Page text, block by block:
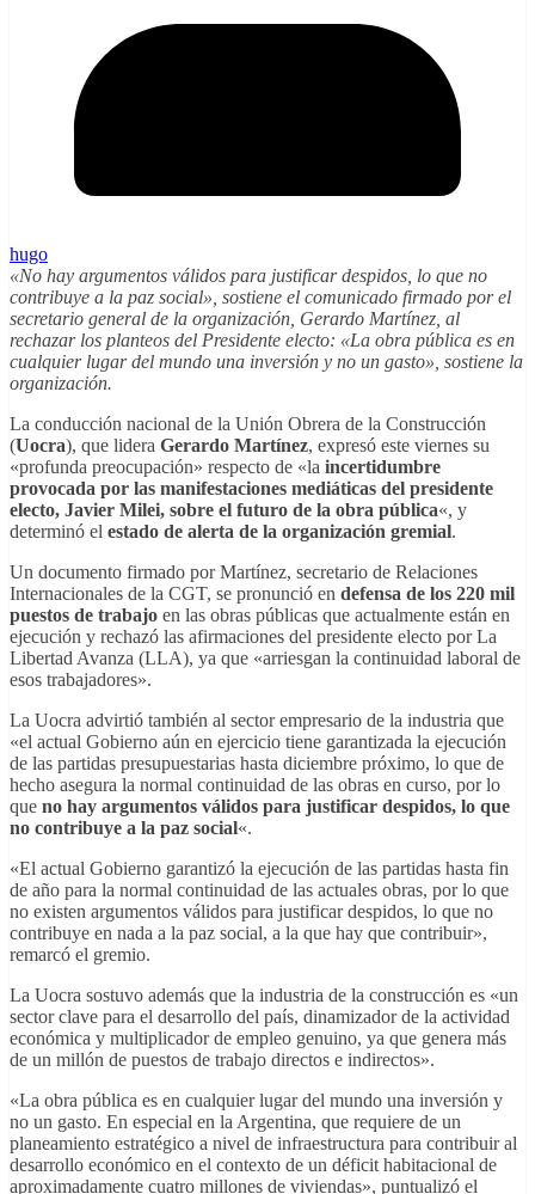
hugo
«No hay argumentos válidos para justificar despidos, lo que no
contribuye a la paz social», sostiene el comunicado firmado por el
secretario general de la organización, Gerardo Martínez, al
rechazar los planteos del Presidente electo: «La obra pública es en
cualquier lugar del mundo una inversión y no un gasto», sostiene la
organización.
La conducción nacional de la Unión Obrera de la Construcción
(Uocra), que lidera Gerardo Martínez, expresó este viernes su
«profunda preocupación» respecto de «la incertidumbre
provocada por las manifestaciones mediáticas del presidente
electo, Javier Milei, sobre el futuro de la obra pública«, y
determinó el estado de alerta de la organización gremial.
Un documento firmado por Martínez, secretario de Relaciones
Internacionales de la CGT, se pronunció en defensa de los 220 mil
puestos de trabajo en las obras públicas que actualmente están en
ejecución y rechazó las afirmaciones del presidente electo por La
Libertad Avanza (LLA), ya que «arriesgan la continuidad laboral de
esos trabajadores».
La Uocra advirtió también al sector empresario de la industria que
«el actual Gobierno aún en ejercicio tiene garantizada la ejecución
de las partidas presupuestarias hasta diciembre próximo, lo que de
hecho asegura la normal continuidad de las obras en curso, por lo
que no hay argumentos válidos para justificar despidos, lo que
no contribuye a la paz social«.
«El actual Gobierno garantizó la ejecución de las partidas hasta fin
de año para la normal continuidad de las actuales obras, por lo que
no existen argumentos válidos para justificar despidos, lo que no
contribuye en nada a la paz social, a la que hay que contribuir»,
remarcó el gremio.
La Uocra sostuvo además que la industria de la construcción es «un
sector clave para el desarrollo del país, dinamizador de la actividad
económica y multiplicador de empleo genuino, ya que genera más
de un millón de puestos de trabajo directos e indirectos».
«La obra pública es en cualquier lugar del mundo una inversión y
no un gasto. En especial en la Argentina, que requiere de un
planeamiento estratégico a nivel de infraestructura para contribuir al
desarrollo económico en el contexto de un déficit habitacional de
aproximadamente cuatro millones de viviendas», puntualizó el